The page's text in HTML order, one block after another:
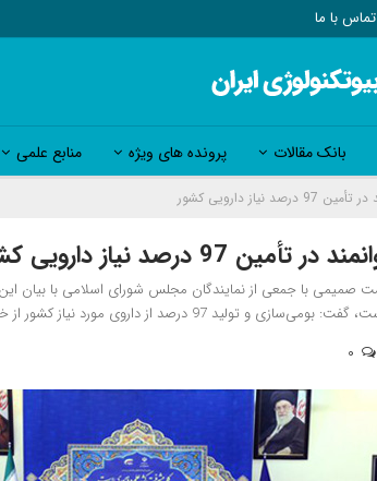
تماس با ما
بانک مقالات پرونده های ویژه منابع علمی
دارویی کشور
نیاز دارویی کشور
کشور از خروج 550 میلیون دلار ارز جلوگیری می‌ کند